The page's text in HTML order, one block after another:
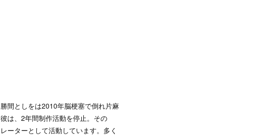
間としをは2010年脳梗塞で倒れ片麻
は、2年間制作活動を停止。その
ーターとして活動しています。多く